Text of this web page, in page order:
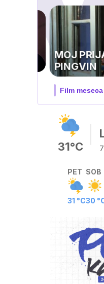
UEFA
V živo na
31°C
PET
31 °C
SOB
30